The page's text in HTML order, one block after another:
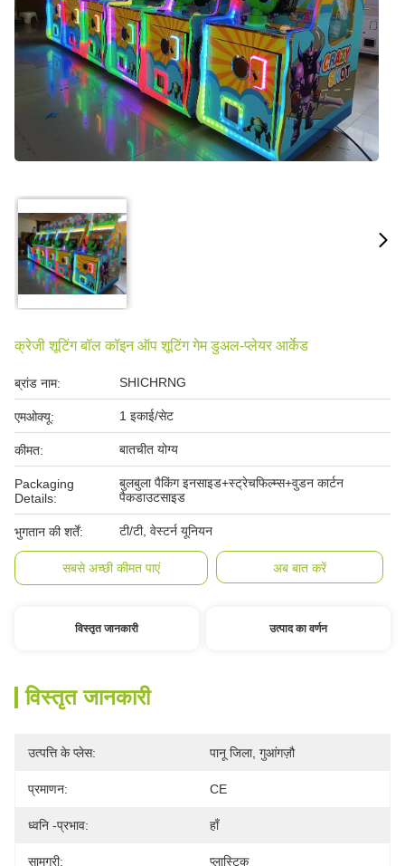
क्रेजी शूटिंग बॉल कॉइन ऑप शूटिंग गेम डुअल-प्लेयर आर्केड
ब्रांड नाम: SHICHRNG
एमओक्यू: 1 इकाई/सेट
कीमत: बातचीत योग्य
Packaging
Details:
बुलबुला पैकिंग इनसाइड+स्ट्रेचफिल्म्स+वुडन कार्टन
पैकडाउटसाइड
भुगतान की शर्तें: टी/टी, वेस्टर्न यूनियन
सबसे अच्छी कीमत पाएं अब बात करें
विस्तृत जानकारी उत्पाद का वर्णन
विस्तृत जानकारी
उत्पत्ति के प्लेस: पानू जिला, गुआंगज़ौ
प्रमाणन: CE
ध्वनि -प्रभाव: हाँ
सामग्री: प्लास्टिक